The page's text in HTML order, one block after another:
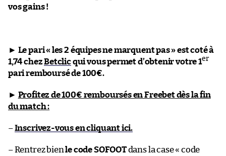
vos gains !
► Le pari « les 2 équipes ne marquent pas » est coté à
1,74 chezBetclicqui vous permet d’obtenir votre 1er
pari remboursé de 100€.
► Profitez de 100€ remboursés en Freebet dès la fin
du match :
–Inscrivez-vous en cliquant ici.
– Rentrez bienle code SOFOOTdans la case « code